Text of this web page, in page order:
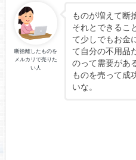
断捨離したものを
メルカリで売りた
い人
ものが増えて断
それとできるこ
て少しでもお金
て自分の不用品
のって需要があ
ものを売って成
いな。